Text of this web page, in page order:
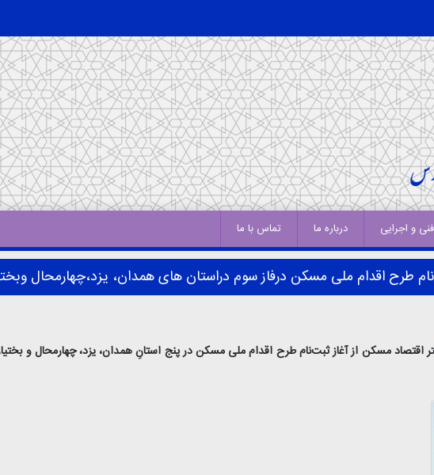
فنی و اجرایی درباره ما تماس با ما
طرح اقدام ملی مسکن درفاز سوم دراستان های همدان، یزد،چهارمحال